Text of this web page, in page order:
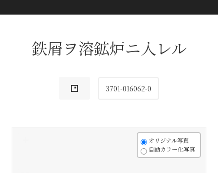
鉄屑ヲ溶鉱炉ニ入レル
3701-016062-0
オリジナル写真
自動カラー化写真